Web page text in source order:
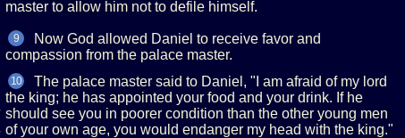
master to allow him not to defile himself.
9
Now God allowed Daniel to receive favor and
compassion from the palace master.
10
The palace master said to Daniel, "I am afraid of my lord
the king; he has appointed your food and your drink. If he
should see you in poorer condition than the other young men
of your own age, you would endanger my head with the king."